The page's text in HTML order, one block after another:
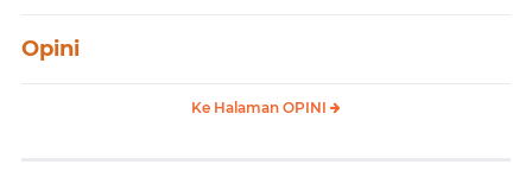
Opini
Ke Halaman OPINI